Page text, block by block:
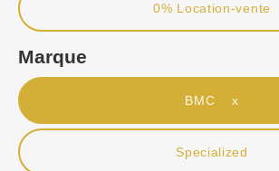
0% Location-vente
Marque
BMC x
Specialized